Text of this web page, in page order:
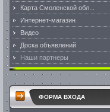
Карта Смоленской обл...
Интернет-магазин
Видео
Доска объявлений
Наши партнеры
ФОРМА ВХОДА